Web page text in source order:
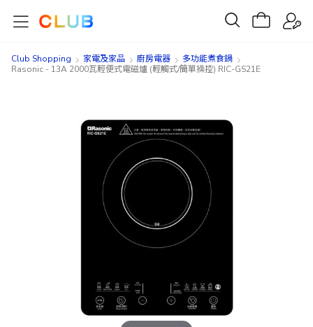
Club Shopping 家電及家品 廚房電器
多功能煮食鍋
Rasonic - 13A 2000瓦輕便式電磁爐 (輕觸式/簡單操控) RIC-GS21E